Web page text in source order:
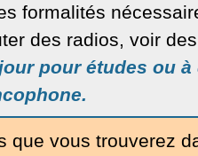
formalités
des radios, voir
pour études ou
que vous trouverez